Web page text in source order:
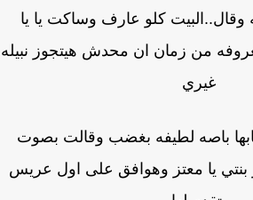
كلو عارف وساكت يا يا
من زمان ان محدش هيتجوز نبيله
غيري
باصه لطيفه بغضب وقالت بصوت
يا معتز وهوافق على اول عريس